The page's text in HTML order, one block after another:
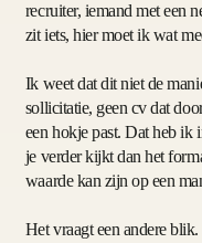
recruiter, iemand met een
zit iets, hier moet ik wat
Ik weet dat dit niet de
sollicitatie, geen cv dat
een hokje past. Dat heb ik
je verder kijkt dan het
waarde kan zijn op een
Het vraagt een andere